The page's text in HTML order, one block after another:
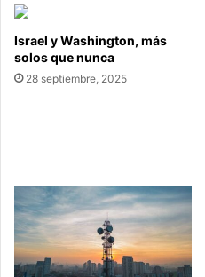
Israel y Washington, más
solos que nunca
28 septiembre, 2025